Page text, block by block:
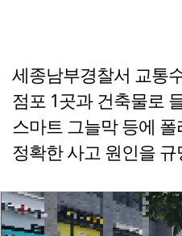
세종남부경찰서 교통
점포 1곳과 건축물로
스마트 그늘막 등에
정확한 사고 원인을